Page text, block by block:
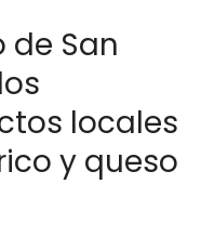
de San
locales
y queso